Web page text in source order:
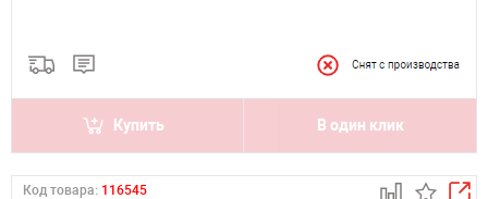
Купить В один клик
Код товара: 116545